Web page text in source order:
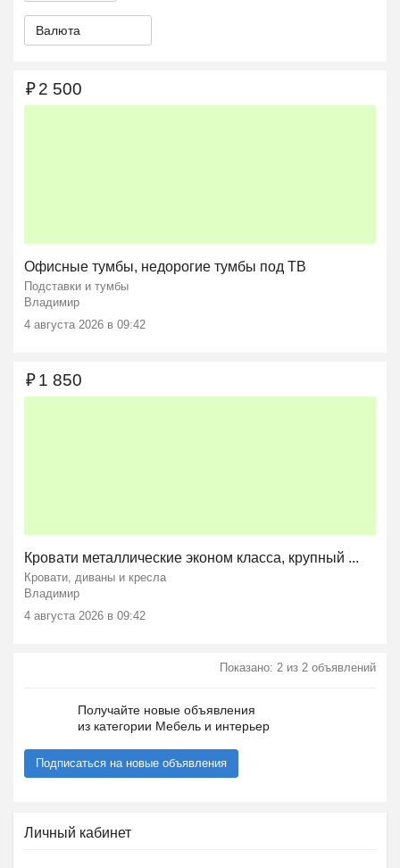
Валюта
Офисные тумбы, недорогие тумбы под ТВ
Подставки и тумбы
Владимир
4 августа 2026 в 09:42
₽2 500
Кровати металлические эконом класса, крупный ...
Кровати, диваны и кресла
Владимир
4 августа 2026 в 09:42
₽1 850
Показано: 2 из 2 объявлений
Получайте новые объявления
из категории Мебель и интерьер
Подписаться на новые объявления
Личный кабинет